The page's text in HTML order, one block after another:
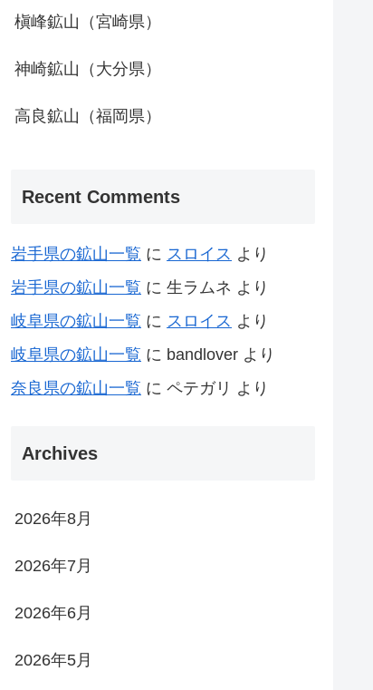
槇峰鉱山（宮崎県）
神崎鉱山（大分県）
高良鉱山（福岡県）
Recent Comments
岩手県の鉱山一覧 に スロイス より
岩手県の鉱山一覧 に 生ラムネ より
岐阜県の鉱山一覧 に スロイス より
岐阜県の鉱山一覧 に bandlover より
奈良県の鉱山一覧 に ペテガリ より
Archives
2026年8月
2026年7月
2026年6月
2026年5月